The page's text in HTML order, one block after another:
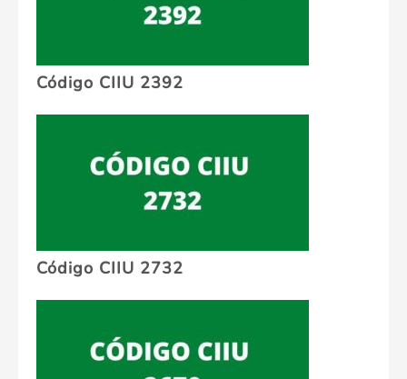
Código CIIU 2392
Código CIIU 2732